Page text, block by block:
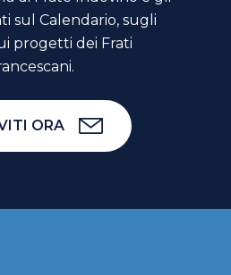
sul Calendario, sugli
progetti dei Frati
ORA